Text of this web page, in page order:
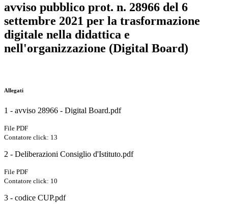
avviso pubblico prot. n. 28966 del 6
settembre 2021 per la trasformazione
digitale nella didattica e
nell'organizzazione (Digital Board)
Allegati
1 - avviso 28966 - Digital Board.pdf
File PDF
Contatore click: 13
2 - Deliberazioni Consiglio d'Istituto.pdf
File PDF
Contatore click: 10
3 - codice CUP.pdf